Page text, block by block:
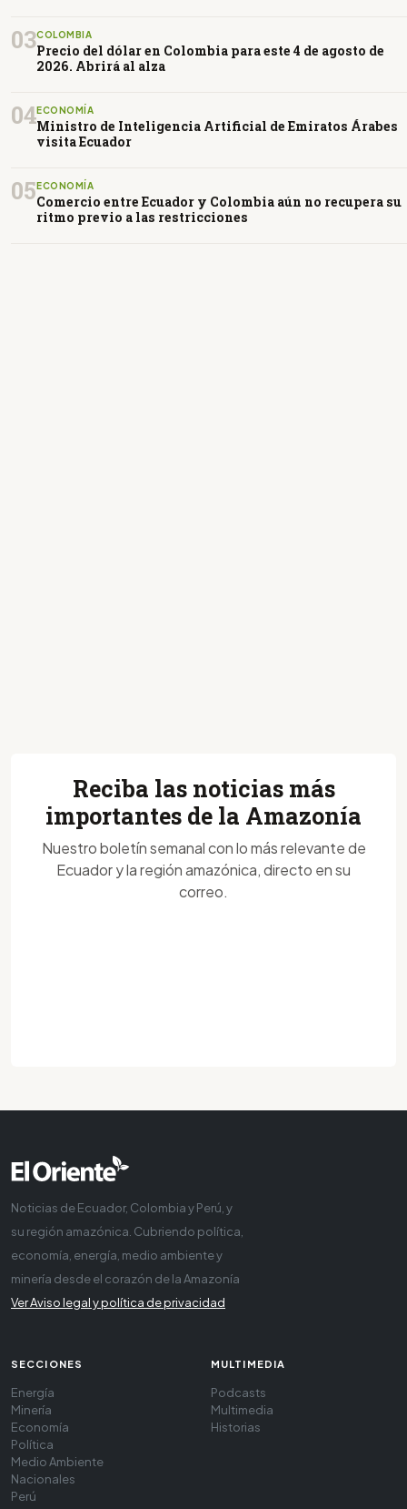
03COLOMBIA
Precio del dólar en Colombia para este 4 de agosto de
2026. Abrirá al alza
04ECONOMÍA
Ministro de Inteligencia Artificial de Emiratos Árabes
visita Ecuador
05ECONOMÍA
Comercio entre Ecuador y Colombia aún no recupera su
ritmo previo a las restricciones
Reciba las noticias más
importantes de la Amazonía
Nuestro boletín semanal con lo más relevante de
Ecuador y la región amazónica, directo en su
correo.
Noticias de Ecuador, Colombia y Perú, y
su región amazónica. Cubriendo política,
economía, energía, medio ambiente y
minería desde el corazón de la Amazonía
Ver Aviso legal y política de privacidad
SECCIONES
Energía
Minería
Economía
Política
Medio Ambiente
Nacionales
Perú
MULTIMEDIA
Podcasts
Multimedia
Historias